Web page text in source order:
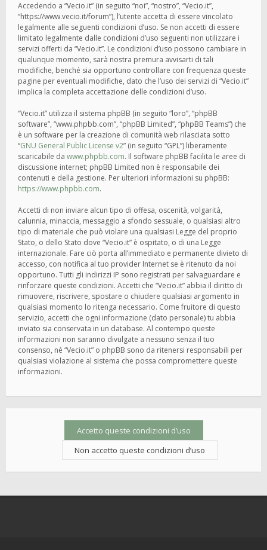
Accedendo a “Vecio.it” (in seguito “noi”, “nostro”, “Vecio.it”,
“https://www.vecio.it/forum”), l’utente accetta di essere vincolato
legalmente alle seguenti condizioni d’uso. Se non accetti di essere
limitato legalmente dalle condizioni d’uso seguenti non utilizzare i
servizi offerti da “Vecio.it”. Le condizioni d’uso possono cambiare in
qualunque momento, sarà nostra premura avvisarti di tali
modifiche, benché sia opportuno controllare con frequenza queste
pagine per eventuali modifiche, dato che l’uso dei servizi di “Vecio.it”
implica la completa accettazione delle condizioni d’uso.
“Vecio.it” utilizza il sistema phpBB (in seguito “loro”, “phpBB
software”, “www.phpbb.com”, “phpBB Limited”, “phpBB Teams”) che
è un software per la creazione di comunità web rilasciata sotto
“GNU General Public License v2” (in seguito “GPL”) liberamente
scaricabile da www.phpbb.com. Il software phpBB facilita le aree di
discussione internet; phpBB Limited non è responsabile dei
contenuti e della gestione. Per ulteriori informazioni su phpBB:
https://www.phpbb.com.
Accetti di non inviare alcun tipo di offesa, oscenità, volgarità,
calunnia, minaccia, messaggio a sfondo sessuale, o qualsiasi altro
tipo di materiale che può violare una qualsiasi Legge del proprio
Stato, o dello Stato dove “Vecio.it” è ospitato, o di una Legge
internazionale. Fare ciò porta all’immediato e permanente divieto di
accesso, con notifica al tuo provider Internet se è ritenuto da noi
opportuno. Tutti gli indirizzi IP sono registrati per salvaguardare e
rinforzare queste condizioni. Accetti che “Vecio.it” abbia il diritto di
rimuovere, riscrivere, spostare o chiudere qualsiasi argomento in
qualsiasi momento lo ritenga necessario. Come fruitore di questo
servizio, accetti che ogni informazione (dato personale) tu abbia
inviato sia conservata in un database. Al contempo queste
informazioni non saranno divulgate a nessuno senza il tuo
consenso, né “Vecio.it” o phpBB sono da ritenersi responsabili per
qualsiasi violazione al sistema che possa compromettere queste
informazioni.